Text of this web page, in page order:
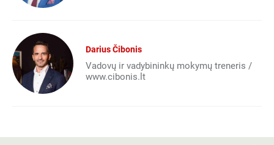
Darius Čibonis
Vadovų ir vadybininkų mokymų treneris /
www.cibonis.lt